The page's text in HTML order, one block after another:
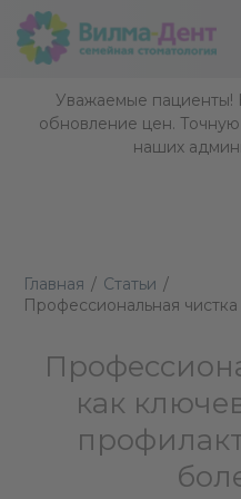
Уважаемые пациенты!
обновление цен. Точную
наших
Главная / Статьи /
Профессиональная
как